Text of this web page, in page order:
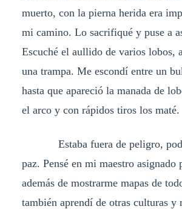
muerto, con la pierna herida era
mi camino. Lo sacrifiqué y puse a
Escuché el aullido de varios lobos,
una trampa. Me escondí entre un
hasta que apareció la manada de
el arco y con rápidos tiros los maté.
Estaba fuera de peligro, podía
paz. Pensé en mi maestro asignado
además de mostrarme mapas de
también aprendí de otras culturas y